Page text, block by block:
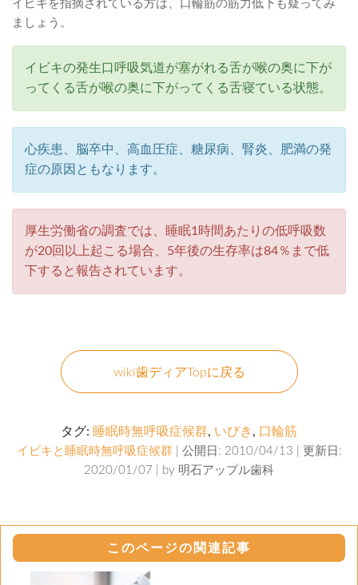
イビキを指摘されている方は、口輪筋の筋力低下も疑ってみ
ましょう。
イビキの発生口呼吸気道が塞がれる舌が喉の奥に下が
ってくる舌が喉の奥に下がってくる舌寝ている状態。
心疾患、脳卒中、高血圧症、糖尿病、腎炎、肥満の発
症の原因ともなります。
厚生労働省の調査では、睡眠1時間あたりの低呼吸数
が20回以上起こる場合、5年後の生存率は84％まで低
下すると報告されています。
wiki歯ディアTopに戻る
タグ: 睡眠時無呼吸症候群, いびき , 口輪筋
イビキと睡眠時無呼吸症候群| 公開日: 2010/04/13 | 更新日:
2020/01/07 | by 明石アップル歯科
このページの関連記事